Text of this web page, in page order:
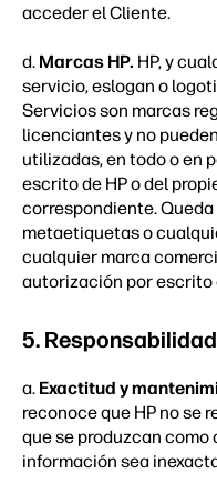
acceder el Cliente.
d. Marcas HP. HP, y
servicio, eslogan o
Servicios son marcas
licenciantes y no
utilizadas, en todo o en
escrito de HP o del
correspondiente.
metaetiquetas o
cualquier marca
autorización por escrito
5.
a. Exactitud y
reconoce que HP no se
que se produzcan como
información sea